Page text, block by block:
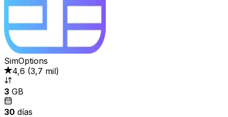
SimOptions
4,6 (3,7 mil)
3 GB
30 días